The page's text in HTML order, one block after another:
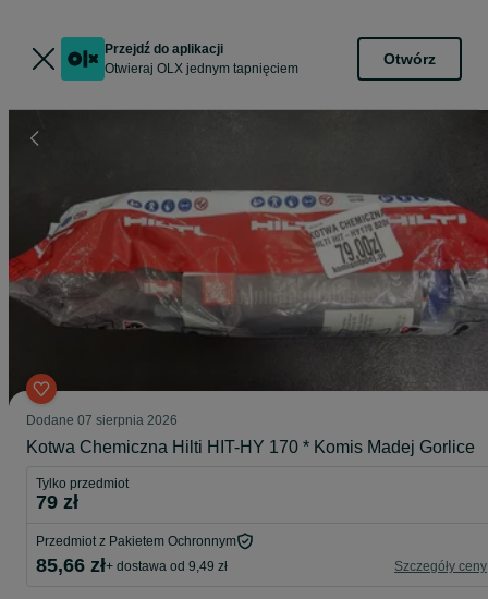
Przejdź do aplikacji
Otwieraj OLX jednym tapnięciem
Otwórz
Dodane 07 sierpnia 2026
Kotwa Chemiczna Hilti HIT-HY 170 * Komis Madej Gorlice
Tylko przedmiot
79 zł
Przedmiot z Pakietem Ochronnym
85,66 zł+ dostawa od 9,49 zł Szczegóły ceny